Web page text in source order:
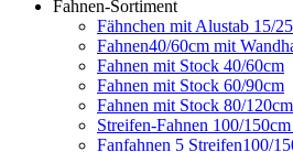
Fahnen-Sortiment
Fähnchen mit Alustab 15/
Fahnen40/60cm mit
Fahnen mit Stock 40/60cm
Fahnen mit Stock 60/90cm
Fahnen mit Stock 80/120cm
Streifen-Fahnen 100/
Fanfahnen 5 Streifen100/